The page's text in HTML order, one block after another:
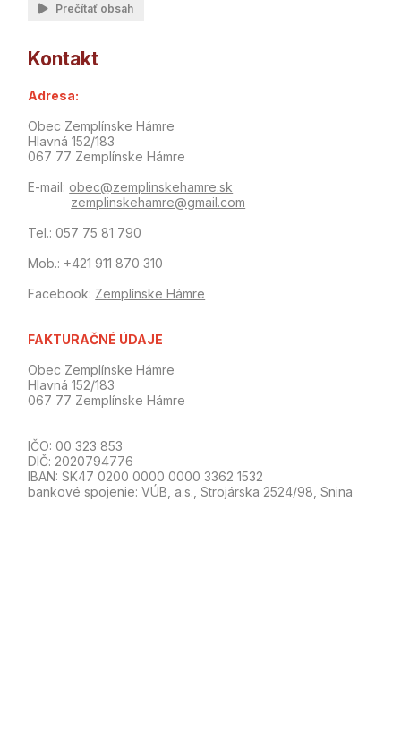
Prečítať obsah
Kontakt
Adresa:
Obec Zemplínske Hámre
Hlavná 152/183
067 77 Zemplínske Hámre
E-mail: obec@zemplinskehamre.sk
zemplinskehamre@gmail.com
Tel.: 057 75 81 790
Mob.: +421 911 870 310
Facebook: Zemplínske Hámre
FAKTURAČNÉ ÚDAJE
Obec Zemplínske Hámre
Hlavná 152/183
067 77 Zemplínske Hámre
IČO: 00 323 853
DIČ: 2020794776
IBAN: SK47 0200 0000 0000 3362 1532
bankové spojenie: VÚB, a.s., Strojárska 2524/98, Snina